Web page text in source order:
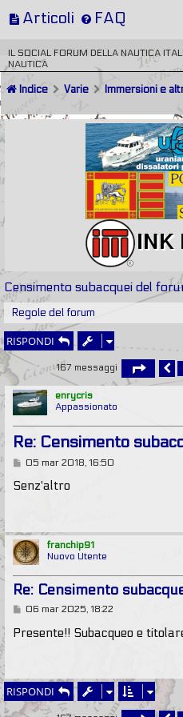
Articoli FAQ
IL SOCIAL FORUM DELLA NAUTICA
NAUTICA
Indice Varie Immersioni e
Censimento subacquei del
Regole del forum
RISPONDI
167 messaggi
PAGINA12
enrycris
Appassionato
Re: Censimento
M
s
i
o
05 mar 2018, 16:50
Senz'altro
franchip91
Nuovo Utente
Re: Censimento
M
s
i
o
06 mar 2025, 18:22
Presente!! Subacqueo e
RISPONDI